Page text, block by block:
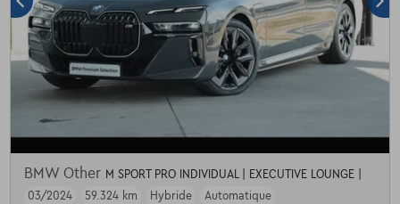
BMW Other M SPORT PRO INDIVIDUAL | EXECUTIVE LOUNGE |
03/2024
59.324 km Hybride Automatique